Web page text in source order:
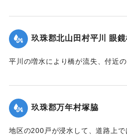
｜固有コード:
玖珠郡北山田村平川 眼
平川の増水により橋が流失、付近
｜固有コード:00268371
玖珠郡万年村塚脇
地区の200戸が浸水して、道路上